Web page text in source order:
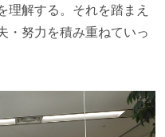
理解する。それを踏まえ
・努力を積み重ねていっ